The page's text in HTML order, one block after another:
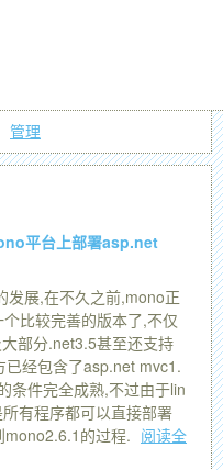
管理
平台上部署asp.net
发展,在不久之前,mono正
比较完善的版本了,不仅
部分.net3.5甚至还支持
经包含了asp.net mvc1.
条件完全成熟,不过由于lin
有程序都可以直接部署
的过程. 阅读全